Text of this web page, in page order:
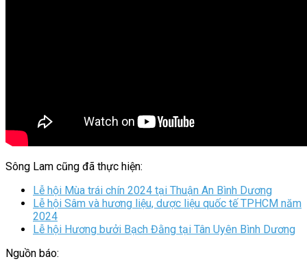
Sông Lam cũng đã thực hiện:
Lễ hội Mùa trái chín 2024 tại Thuận An Bình Dương
Lễ hội Sâm và hương liệu, dược liệu quốc tế TPHCM năm
2024
Lễ hội Hương bưởi Bạch Đằng tại Tân Uyên Bình Dương
Nguồn báo: